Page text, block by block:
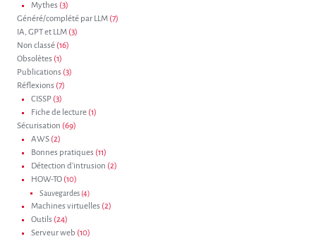
Mythes (3)
Généré/complété par LLM (7)
IA, GPT et LLM (3)
Non classé (16)
Obsolètes (1)
Publications (3)
Réflexions (7)
CISSP (3)
Fiche de lecture (1)
Sécurisation (69)
AWS (2)
Bonnes pratiques (11)
Détection d'intrusion (2)
HOW-TO (10)
Sauvegardes (4)
Machines virtuelles (2)
Outils (24)
Serveur web (10)